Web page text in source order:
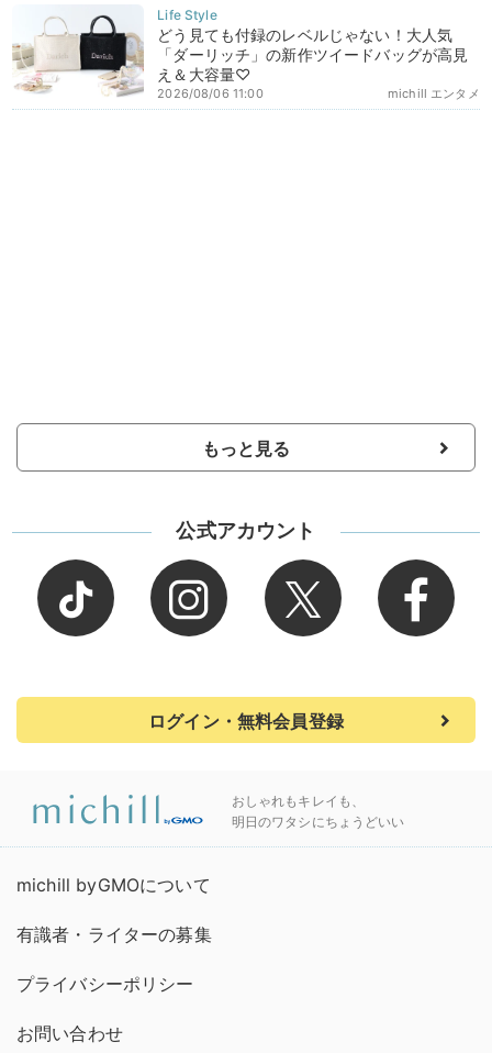
どう見ても付録のレベルじゃない！大人気
「ダーリッチ」の新作ツイードバッグが高見
え＆大容量♡
michill エンタメ
2026/08/06 11:00
もっと見る
公式アカウント
ログイン・無料会員登録
おしゃれもキレイも、
明日のワタシにちょうどいい
michill byGMOについて
有識者・ライターの募集
プライバシーポリシー
お問い合わせ